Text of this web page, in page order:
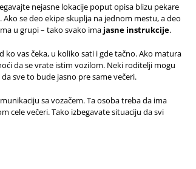
nejasne lokacije poput opisa blizu pekare
se deo ekipe skuplja na jednom mestu, a deo
u grupi – tako svako ima jasne instrukcije.
vas čeka, u koliko sati i gde tačno. Ako matura
da se vrate istim vozilom. Neki roditelji mogu
sve to bude jasno pre same večeri.
sa vozačem. Ta osoba treba da ima
cele večeri. Tako izbegavate situaciju da svi